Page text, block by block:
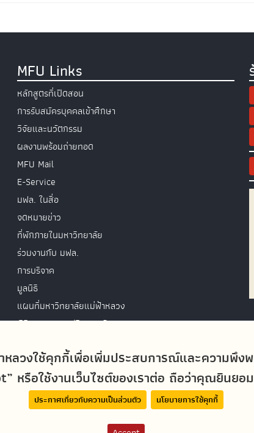
ลวงใช้คุกกี้เพื่อเพิ่มประสบการณ์และความพึงพ
หรือใช้งานเว็บไซต์ของเราต่อ ถือว่าคุณยินยอ
ประกาศเกี่ยวกับความเป็นส่วนตัว นโยบายการใช้คุกกี้
MFU Links
หลักสูตรที่เปิดสอน
การรับสมัครบุคคลเข้าศึกษา
วิจัยและนวัตกรรม
ผลงานพร้อมถ่ายทอด
MFU Mail
E-Service
มฟล. ในสื่อ
จดหมายข่าว
ที่พักภายในมหาวิทยาลัย
ร่วมงานกับ มฟล.
การบริจาค
มูลนิธิ
แผนที่มหาวิทยาลัยแม่ฟ้าหลวง
พิธีพระราชทานปริญญาบัตร